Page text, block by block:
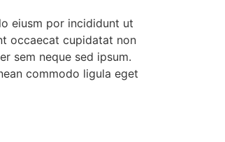
eiusm por incididunt ut
occaecat cupidatat non
sem neque sed ipsum.
commodo ligula eget